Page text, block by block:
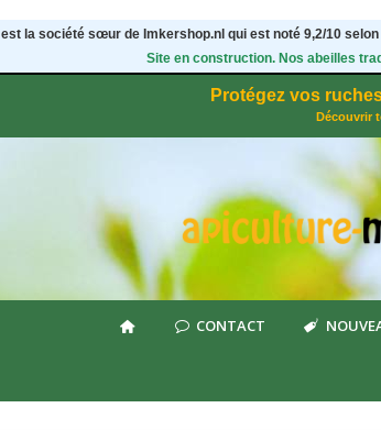
est la société sœur de Imkershop.nl qui est noté 9,2/10
Site en construction. Nos abeilles
Protégez vos
Découvrir
CONTACT